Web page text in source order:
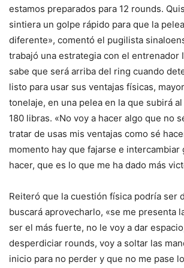
estamos preparados para 12 rounds.
sintiera un golpe rápido para que la
diferente», comentó el pugilista
trabajó una estrategia con el entrenador
sabe que será arriba del ring cuando
listo para usar sus ventajas físicas,
tonelaje, en una pelea en la que subirá
180 libras. «No voy a hacer algo que no
tratar de usas mis ventajas como sé
momento hay que fajarse e intercambiar
hacer, que es lo que me ha dado más
Reiteró que la cuestión física podría ser
buscará aprovecharlo, «se me presenta
ser el más fuerte, no le voy a dar
desperdiciar rounds, voy a soltar las
inicio para no perder y que no me pase